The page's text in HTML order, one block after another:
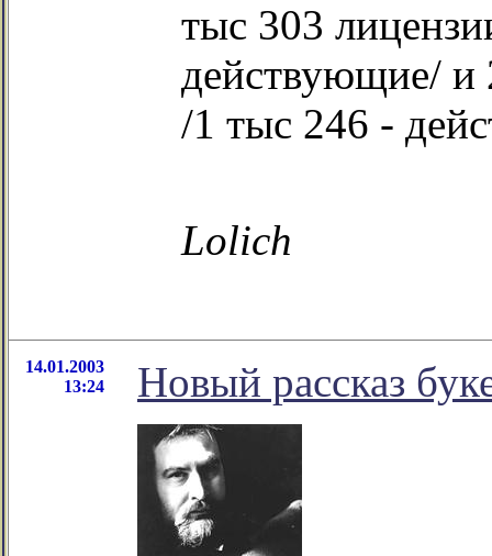
тыс 303
действующие/ и
/1 тыс 246 -
Lolich
14.01.2003
13:24
Новый рассказ